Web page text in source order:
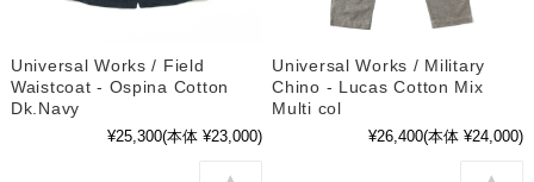
Universal Works / Field
Waistcoat - Ospina Cotton
Dk.Navy
¥25,300(本体 ¥23,000)
Universal Works / Military
Chino - Lucas Cotton Mix
Multi col
¥26,400(本体 ¥24,000)